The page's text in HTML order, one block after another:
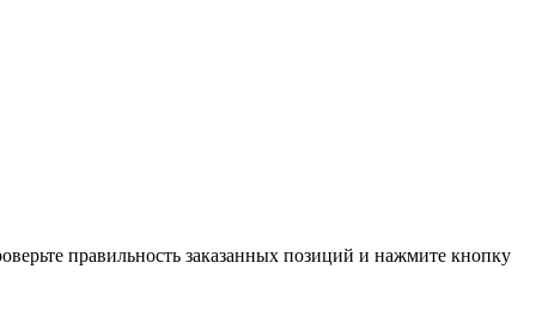
правильность заказанных позиций и нажмите кнопку